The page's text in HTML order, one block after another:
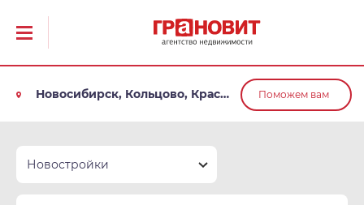
Новосибирск, Кольцово, Краснообск, Обь Поможем вам
Новостройки